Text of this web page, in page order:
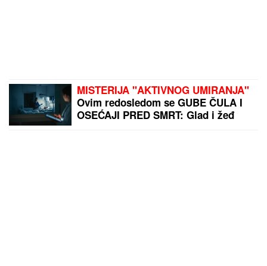
MISTERIJA "AKTIVNOG UMIRANJA"
Ovim redosledom se GUBE ČULA I
OSEĆAJI PRED SMRT: Glad i žeđ